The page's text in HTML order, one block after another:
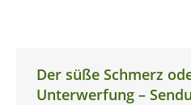
Der süße Schmerz
Unterwerfung –